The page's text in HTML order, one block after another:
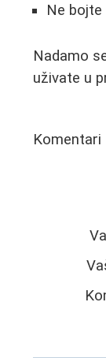
Ne bojte
Nadamo
uživate u
Komentari